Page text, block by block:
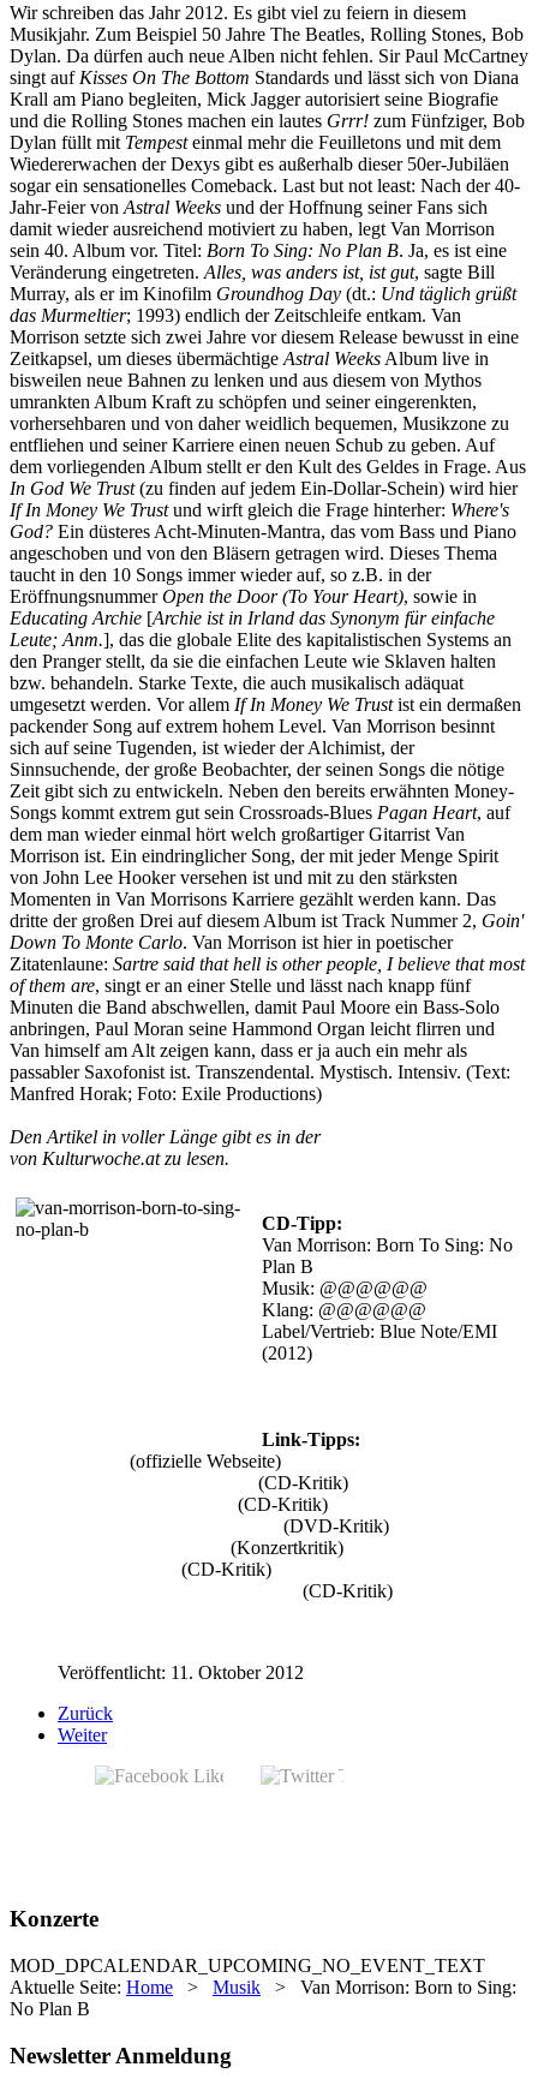
Wir schreiben das Jahr 2012. Es gibt viel zu feiern in diesem
Musikjahr. Zum Beispiel 50 Jahre The Beatles, Rolling Stones, Bob
Dylan. Da dürfen auch neue Alben nicht fehlen. Sir Paul McCartney
singt auf Kisses On The Bottom Standards und lässt sich von Diana
Krall am Piano begleiten, Mick Jagger autorisiert seine Biografie
und die Rolling Stones machen ein lautes Grrr! zum Fünfziger, Bob
Dylan füllt mit Tempesteinmal mehr die Feuilletons und mit dem
Wiedererwachen der Dexys gibt es außerhalb dieser 50er-Jubiläen
sogar ein sensationelles Comeback. Last but not least: Nach der 40-
Jahr-Feier von Astral Weeks und der Hoffnung seiner Fans sich
damit wieder ausreichend motiviert zu haben, legt Van Morrison
sein 40. Album vor. Titel: Born To Sing: No Plan B. Ja, es ist eine
Veränderung eingetreten. Alles, was anders ist, ist gut, sagte Bill
Murray, als er im Kinofilm Groundhog Day (dt.: Und täglich grüßt
das Murmeltier; 1993) endlich der Zeitschleife entkam. Van
Morrison setzte sich zwei Jahre vor diesem Release bewusst in eine
Zeitkapsel, um dieses übermächtige Astral Weeks Album live in
bisweilen neue Bahnen zu lenken und aus diesem von Mythos
umrankten Album Kraft zu schöpfen und seiner eingerenkten,
vorhersehbaren und von daher weidlich bequemen, Musikzone zu
entfliehen und seiner Karriere einen neuen Schub zu geben. Auf
dem vorliegenden Album stellt er den Kult des Geldes in Frage. Aus
In God We Trust(zu finden auf jedem Ein-Dollar-Schein) wird hier
If In Money We Trustund wirft gleich die Frage hinterher: Where's
God? Ein düsteres Acht-Minuten-Mantra, das vom Bass und Piano
angeschoben und von den Bläsern getragen wird. Dieses Thema
taucht in den 10 Songs immer wieder auf, so z.B. in der
EröffnungsnummerOpen the Door (To Your Heart), sowie in
Educating Archie [Archie ist in Irland das Synonym für einfache
Leute; Anm.], das die globale Elite des kapitalistischen Systems an
den Pranger stellt, da sie die einfachen Leute wie Sklaven halten
bzw. behandeln. Starke Texte, die auch musikalisch adäquat
umgesetzt werden. Vor allem If In Money We Trustist ein dermaßen
packender Song auf extrem hohem Level. Van Morrison besinnt
sich auf seine Tugenden, ist wieder der Alchimist, der
Sinnsuchende, der große Beobachter, der seinen Songs die nötige
Zeit gibt sich zu entwickeln. Neben den bereits erwähnten Money-
Songs kommt extrem gut sein Crossroads-Blues Pagan Heart, auf
dem man wieder einmal hört welch großartiger Gitarrist Van
Morrison ist. Ein eindringlicher Song, der mit jeder Menge Spirit
von John Lee Hooker versehen ist und mit zu den stärksten
Momenten in Van Morrisons Karriere gezählt werden kann. Das
dritte der großen Drei auf diesem Album ist Track Nummer 2, Goin'
Down To Monte Carlo. Van Morrison ist hier in poetischer
Zitatenlaune: Sartre said that hell is other people, I believe that most
of them are, singt er an einer Stelle und lässt nach knapp fünf
Minuten die Band abschwellen, damit Paul Moore ein Bass-Solo
anbringen, Paul Moran seine Hammond Organ leicht flirren und
Van himself am Alt zeigen kann, dass er ja auch ein mehr als
passabler Saxofonist ist. Transzendental. Mystisch. Intensiv. (Text:
Manfred Horak; Foto: Exile Productions)
Den Artikel in voller Länge gibt es in der
von Kulturwoche.at zu lesen.
CD-Tipp:
Van Morrison: Born To Sing: No
Plan B
Musik: @@@@@@
Klang: @@@@@@
Label/Vertrieb: Blue Note/EMI
(2012)
Link-Tipps:
(offizielle Webseite)
(CD-Kritik)
(CD-Kritik)
(DVD-Kritik)
(Konzertkritik)
(CD-Kritik)
(CD-Kritik)
Veröffentlicht: 11. Oktober 2012
Zurück
Weiter
Konzerte
MOD_DPCALENDAR_UPCOMING_NO_EVENT_TEXT
Aktuelle Seite: Home > Musik > Van Morrison: Born to Sing:
No Plan B
Newsletter Anmeldung